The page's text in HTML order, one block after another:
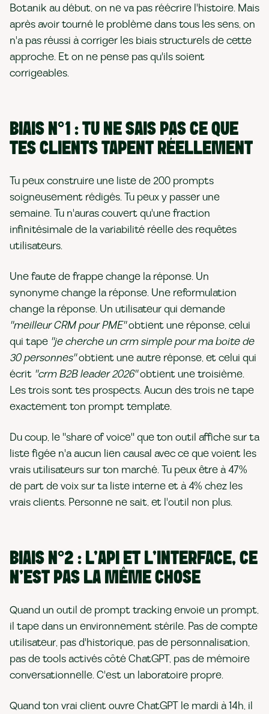
Botanik au début, on ne va pas réécrire l'histoire. Mais
après avoir tourné le problème dans tous les sens, on
n'a pas réussi à corriger les biais structurels de cette
approche. Et on ne pense pas qu'ils soient
corrigeables.
BIAIS N°1 : TU NE SAIS PAS CE QUE
TES CLIENTS TAPENT RÉELLEMENT
Tu peux construire une liste de 200 prompts
soigneusement rédigés. Tu peux y passer une
semaine. Tu n'auras couvert qu'une fraction
infinitésimale de la variabilité réelle des requêtes
utilisateurs.
Une faute de frappe change la réponse. Un
synonyme change la réponse. Une reformulation
change la réponse. Un utilisateur qui demande
"meilleur CRM pour PME"obtient une réponse, celui
qui tape "je cherche un crm simple pour ma boite de
30 personnes"obtient une autre réponse, et celui qui
écrit "crm B2B leader 2026"obtient une troisième.
Les trois sont tes prospects. Aucun des trois ne tape
exactement ton prompt template.
Du coup, le "share of voice" que ton outil affiche sur ta
liste figée n'a aucun lien causal avec ce que voient les
vrais utilisateurs sur ton marché. Tu peux être à 47%
de part de voix sur ta liste interne et à 4% chez les
vrais clients. Personne ne sait, et l'outil non plus.
BIAIS N°2 : L'API ET L'INTERFACE, CE
N'EST PAS LA MÊME CHOSE
Quand un outil de prompt tracking envoie un prompt,
il tape dans un environnement stérile. Pas de compte
utilisateur, pas d'historique, pas de personnalisation,
pas de tools activés côté ChatGPT, pas de mémoire
conversationnelle. C'est un laboratoire propre.
Quand ton vrai client ouvre ChatGPT le mardi à 14h, il